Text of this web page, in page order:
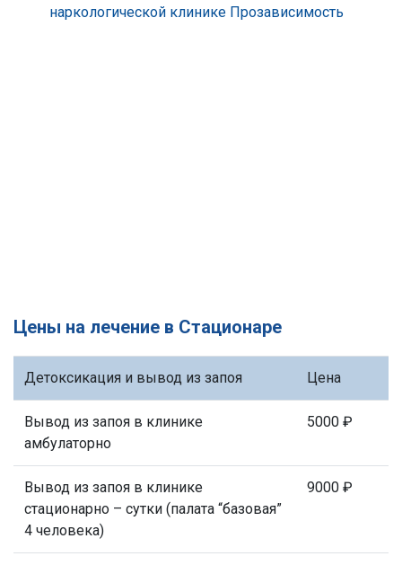
наркологической клинике Прозависимость
Цены на лечение в Стационаре
Детоксикация и вывод из запоя Цена
Вывод из запоя в клинике
амбулаторно
5000 ₽
Вывод из запоя в клинике
стационарно – сутки (палата “базовая”
4 человека)
9000 ₽